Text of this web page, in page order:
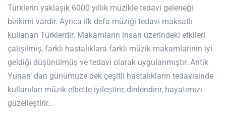
Türklerin yaklaşık 6000 yıllık müzikle tedavi geleneği
birikimi vardır. Ayrıca ilk defa müziği tedavi maksatlı
kullanan Türklerdir. Makamların insan üzerindeki etkileri
çalışılmış, farklı hastalıklara farklı müzik makamlarının iyi
geldiği düşünülmüş ve tedavi olarak uygulanmıştır. Antik
Yunan‘ dan günümüze dek çeşitli hastalıkların tedavisinde
kullanılan müzik elbette iyileştirir, dinlendirir, hayatımızı
güzelleştirir…